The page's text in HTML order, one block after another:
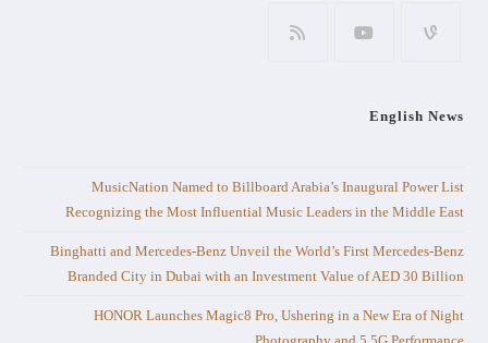
English News
MusicNation Named to Billboard Arabia’s Inaugural Power List
Recognizing the Most Influential Music Leaders in the Middle East
Binghatti and Mercedes-Benz Unveil the World’s First Mercedes-Benz
Branded City in Dubai with an Investment Value of AED 30 Billion
HONOR Launches Magic8 Pro, Ushering in a New Era of Night